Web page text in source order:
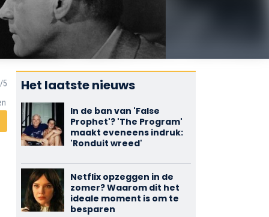
Het laatste nieuws
In de ban van 'False
Prophet'? 'The Program'
maakt eveneens indruk:
'Ronduit wreed'
Netflix opzeggen in de
zomer? Waarom dit het
ideale moment is om te
besparen